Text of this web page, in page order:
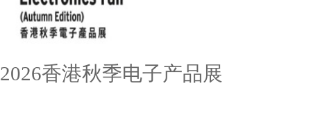
2026香港秋季电子产品展